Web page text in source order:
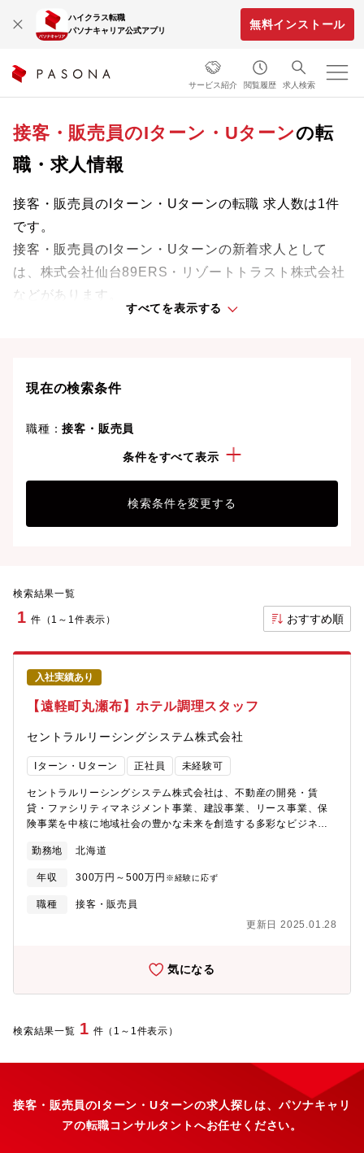
ハイクラス転職
パソナキャリア公式アプリ
無料インストール
サービス紹介 閲覧履歴 求人検索
接客・販売員のIターン・Uターンの転
職・求人情報
接客・販売員のIターン・Uターンの転職 求人数は1件
です。
接客・販売員のIターン・Uターンの新着求人として
は、株式会社仙台89ERS・リゾートトラスト株式会社
などがあります。
専門知識やスキルを最大限に発揮しながら、あなたの
ことも可能です。
すべてを表示する
現在の検索条件
職種：接客・販売員
Iターン・Uターン
条件をすべて表示
検索条件を変更する
検索結果一覧
1 件（1～1件表示） おすすめ順
入社実績あり
【遠軽町丸瀬布】ホテル調理スタッフ
セントラルリーシングシステム株式会社
Iターン・Uターン 正社員 未経験可
セントラルリーシングシステム株式会社は、不動産の開発・賃
貸・ファシリティマネジメント事業、建設事業、リース事業、保
険事業を中核に地域社会の豊かな未来を創造する多彩なビジネス
スタッフ募集となります。安心の待遇で、積極的な採用を行って
おりますので、ご興味ある方はぜひご応募下さい。具体的には・
宿泊客及びレストランの朝食、ランチ、夕食。宴会等の調理・食
材管理、調理の下拵え※U・Iターン歓迎※マイカー通勤できる方
勤務地 北海道
年収 300万円～500万円 ※経験に応ず
職種
接客・販売員
更新日 2025.01.28
気になる
検索結果一覧 1 件（1～1件表示）
接客・販売員のIターン・Uターンの求人探しは、パソナキャリ
アの転職コンサルタントへお任せください。